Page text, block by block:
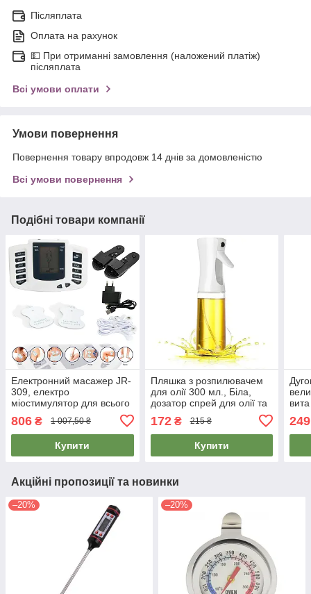
Післяплата
Оплата на рахунок
💵 При отриманні замовлення (наложений платіж)
післяплата
Всі умови оплати
Умови повернення
Повернення товару впродовж 14 днів за домовленістю
Всі умови повернення
Подібні товари компанії
Електронний масажер JR-
309, електро
міостимулятор для всього
тіла, з доставкою по Києву
та Україні
806 ₴ 1 007,50 ₴
Купити
Пляшка з розпилювачем
для олії 300 мл., Біла,
дозатор спрей для олії та
масла
172₴ 215 ₴
Купити
249
Акційні пропозиції та новинки
–20% –20%